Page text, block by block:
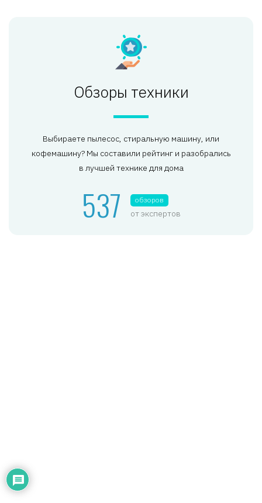
Обзоры техники
Выбираете пылесос, стиральную машину, или
кофемашину? Мы составили рейтинг и разобрались
в лучшей технике для дома
537 обзоров
от экспертов